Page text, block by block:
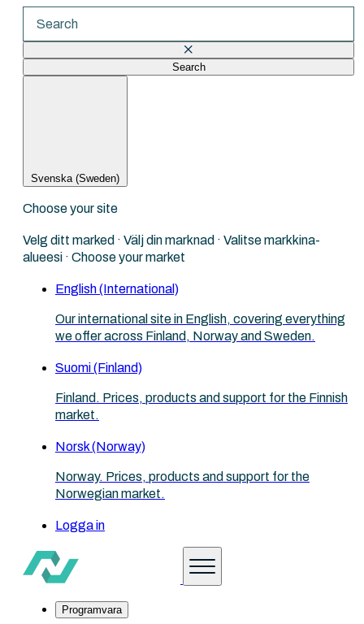
Search
Svenska (Sweden)
Choose your site
Velg ditt marked · Välj din marknad · Valitse markkina-
alueesi · Choose your market
English (International)
Our international site in English, covering everything
we offer across Finland, Norway and Sweden.
Suomi (Finland)
Finland. Prices, products and support for the Finnish
market.
Norsk (Norway)
Norway. Prices, products and support for the
Norwegian market.
Logga in
Programvara